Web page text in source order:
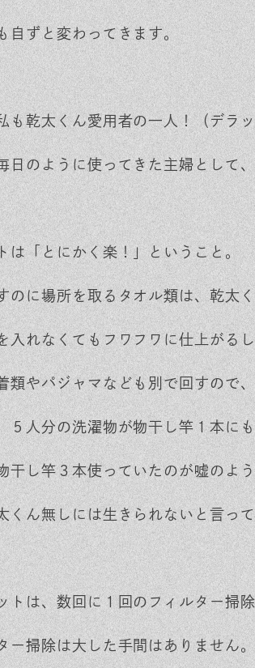
自ずと変わってきます。
も乾太くん愛用者の一人！（デラ
日のように使ってきた主婦として
は「とにかく楽！」ということ。
のに場所を取るタオル類は、乾太
入れなくてもフワフワに仕上がる
類やパジャマなども別で回すので
５人分の洗濯物が物干し竿１本に
干し竿３本使っていたのが嘘のよ
くん無しには生きられないと言っ
トは、数回に１回のフィルター掃
ー掃除は大した手間はありません。